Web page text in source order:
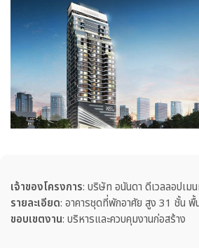
เจ้าของโครงการ: บริษัท อนันดา ดีเวลลอปเม
รายละเอียด: อาคารชุดที่พักอาศัย สูง 31 ชั้น
ขอบเขตงาน: บริหารและควบคุมงานก่อสร้าง